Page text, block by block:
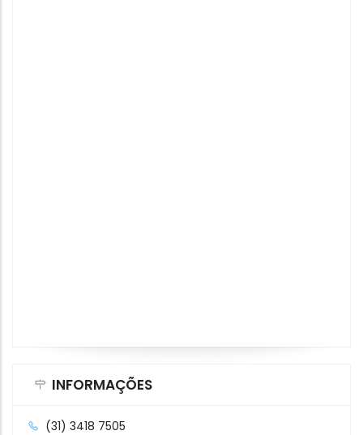
INFORMAÇÕES
(31) 3418 7505